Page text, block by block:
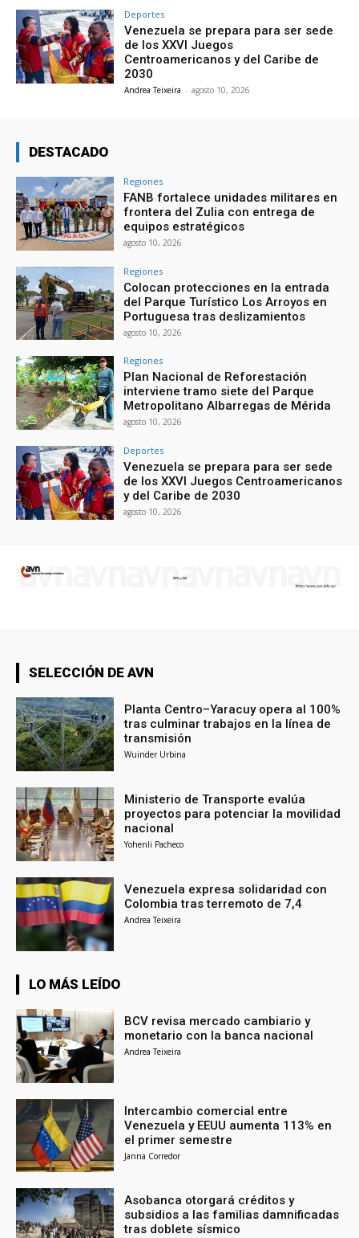
Deportes
Venezuela se prepara para ser sede
de los XXVI Juegos
Centroamericanos y del Caribe de
2030
Andrea Teixeira - agosto 10, 2026
DESTACADO
Regiones
FANB fortalece unidades militares en
frontera del Zulia con entrega de
equipos estratégicos
agosto 10, 2026
Regiones
Colocan protecciones en la entrada
del Parque Turístico Los Arroyos en
Portuguesa tras deslizamientos
agosto 10, 2026
Regiones
Plan Nacional de Reforestación
interviene tramo siete del Parque
Metropolitano Albarregas de Mérida
agosto 10, 2026
Deportes
Venezuela se prepara para ser sede
de los XXVI Juegos Centroamericanos
y del Caribe de 2030
agosto 10, 2026
SELECCIÓN DE AVN
Planta Centro–Yaracuy opera al 100%
tras culminar trabajos en la línea de
transmisión
Wuinder Urbina
Ministerio de Transporte evalúa
proyectos para potenciar la movilidad
nacional
Yohenli Pacheco
Venezuela expresa solidaridad con
Colombia tras terremoto de 7,4
Andrea Teixeira
LO MÁS LEÍDO
BCV revisa mercado cambiario y
monetario con la banca nacional
Andrea Teixeira
Intercambio comercial entre
Venezuela y EEUU aumenta 113% en
el primer semestre
Janna Corredor
Asobanca otorgará créditos y
subsidios a las familias damnificadas
tras doblete sísmico